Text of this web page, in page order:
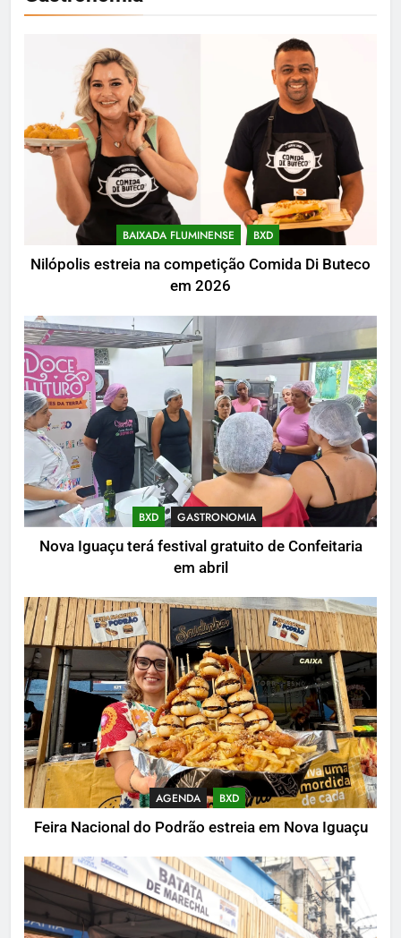
BAIXADA FLUMINENSE BXD
Nilópolis estreia na competição Comida Di Buteco
em 2026
BXD GASTRONOMIA
Nova Iguaçu terá festival gratuito de Confeitaria
em abril
AGENDA BXD
Feira Nacional do Podrão estreia em Nova Iguaçu